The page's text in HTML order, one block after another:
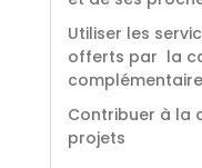
Utiliser les
offerts par la
complémentaire
Contribuer à la
projets